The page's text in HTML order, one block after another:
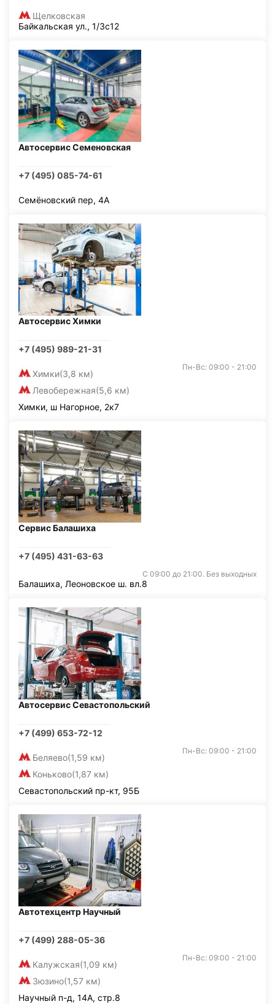
Щелковская
Байкальская ул., 1/3с12
Автосервис Семеновская
+7 (495) 085-74-61
Семёновский пер, 4А
Автосервис Химки
+7 (495) 989-21-31
Химки(3,8 км)
Левобережная(5,6 км)
Пн-Вс: 09:00 - 21:00
Химки, ш Нагорное, 2к7
Сервис Балашиха
+7 (495) 431-63-63
С 09:00 до 21:00. Без выходных
Балашиха, Леоновское ш. вл.8
Автосервис Севастопольский
+7 (499) 653-72-12
Беляево(1,59 км)
Коньково(1,87 км)
Пн-Вс: 09:00 - 21:00
Севастопольский пр-кт, 95Б
Автотехцентр Научный
+7 (499) 288-05-36
Калужская(1,09 км)
Зюзино(1,57 км)
Пн-Вс: 09:00 - 21:00
Научный п-д, 14А, стр.8